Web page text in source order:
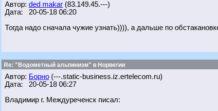
Автор: ded makar (83.149.45.---)
Дата: 20-05-18 06:20
Тогда надо сначала чужие узнать)))), а дальше по
Re: "Водометный альпинизм" в Норвегии
Автор: Борно (---.static-business.iz.ertelecom.ru)
Дата: 20-05-18 06:27
Владимир г. Междуреченск писал: